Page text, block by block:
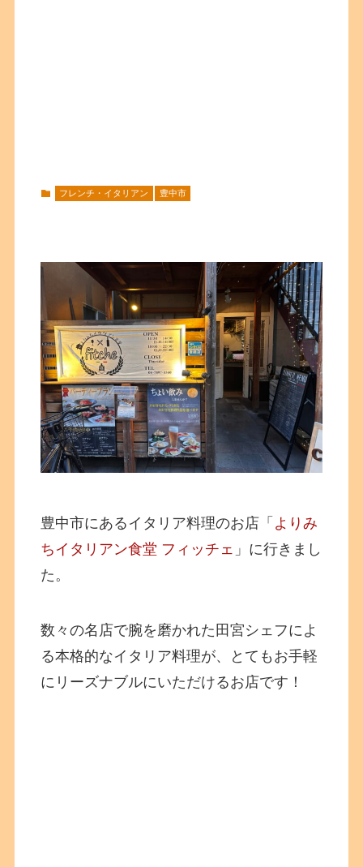
フレンチ・イタリアン 豊中市
豊中市にあるイタリア料理のお店「 よりみ
ちイタリアン食堂 フィッチェ 」に行きまし
た。
数々の名店で腕を磨かれた田宮シェフによ
る本格的なイタリア料理が、とてもお手軽
にリーズナブルにいただけるお店です！